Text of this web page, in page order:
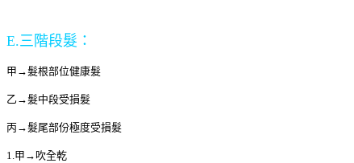
E.三階段髮：
甲→髮根部位健康髮
乙→髮中段受損髮
丙→髮尾部份極度受損髮
1.甲→吹全乾